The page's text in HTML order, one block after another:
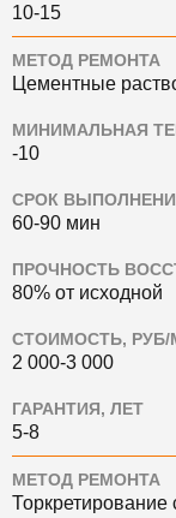
10-15
МЕТОД РЕМОНТА
Цементные
МИНИМАЛЬНАЯ
-10
СРОК
60-90 мин
ПРОЧНОСТЬ
80% от исходной
СТОИМОСТЬ, РУБ/
2 000-3 000
ГАРАНТИЯ, ЛЕТ
5-8
МЕТОД РЕМОНТА
Торкретирование